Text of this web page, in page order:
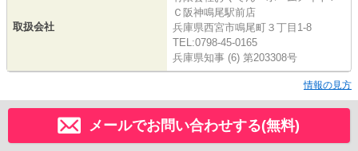
取扱会社
Ｃ阪神鳴尾駅前店
兵庫県西宮市鳴尾町３丁目1-8
TEL:0798-45-0165
兵庫県知事 (6) 第203308号
情報の見方
メールでお問い合わせする(無料)